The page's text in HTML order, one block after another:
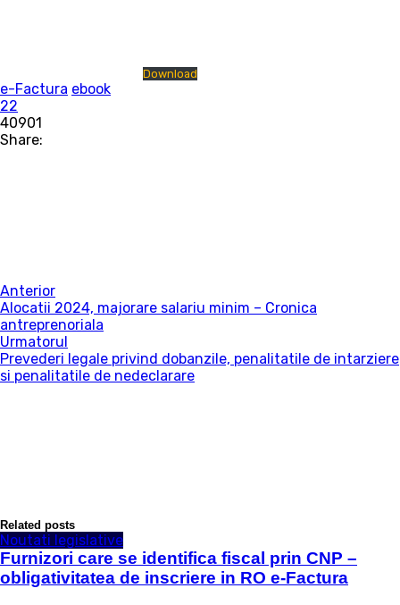
Download
e-Factura ebook
22
40901
Share:
Anterior
Alocatii 2024, majorare salariu minim – Cronica
antreprenoriala
Urmatorul
Prevederi legale privind dobanzile, penalitatile de intarziere
si penalitatile de nedeclarare
Related posts
Noutati legislative
Furnizori care se identifica fiscal prin CNP –
obligativitatea de inscriere in RO e-Factura